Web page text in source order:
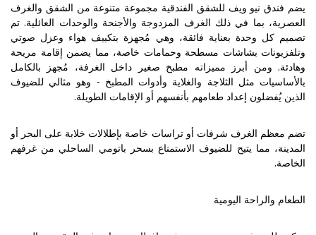
يضم فندق نيو ويف للشقق الفندقية مجموعة متنوعة من الشقق والغرف
العصرية، بما في ذلك الغرف المزدوجة والأجنحة والوحدات العائلية. تم
تصميم كل وحدة بعناية فائقة، وهي مُجهزة بتكييف هواء وعزل صوتي
وتلفزيونات بشاشات مسطحة وحمامات خاصة، مما يضمن إقامة مريحة
وهادئة. ومن أبرز مميزاته مطبخ صغير داخل الغرفة، مُجهز بالكامل
بالأساسيات مثل الثلاجة والغلاية وأدوات المطبخ - وهو مثالي للضيوف
الذين يُفضلون إعداد طعامهم بأنفسهم أو الإقامات الطويلة.
تضم معظم الغرف شرفات أو تراسات خاصة بإطلالات خلابة على البحر أو
المدينة، مما يتيح للضيوف الاستمتاع بسحر باتومي الساحلي من غرفهم
الخاصة.
الطعام والراحة اليومية